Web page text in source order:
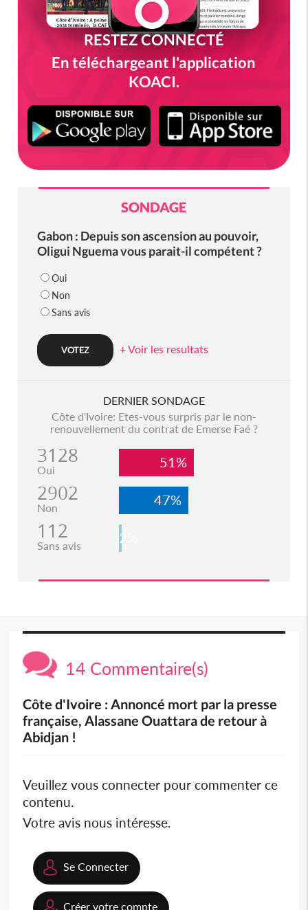
RESTEZ CONNECTÉ
En téléchargeant l'application
KOACI.
SONDAGE
Gabon : Depuis son ascension au pouvoir,
Oligui Nguema vous parait-il compétent ?
Oui
Non
Sans avis
+ Voir les resultats
DERNIER SONDAGE
Côte d'Ivoire: Etes-vous surpris par le non-
renouvellement du contrat de Emerse Faé ?
3128
Oui 51%
2902
Non 47%
112
Sans avis 2%
14 Commentaire(s)
Côte d'Ivoire : Annoncé mort par la presse
française, Alassane Ouattara de retour à
Abidjan !
Veuillez vous connecter pour commenter ce
contenu.
Votre avis nous intéresse.
Se Connecter
Créer votre compte